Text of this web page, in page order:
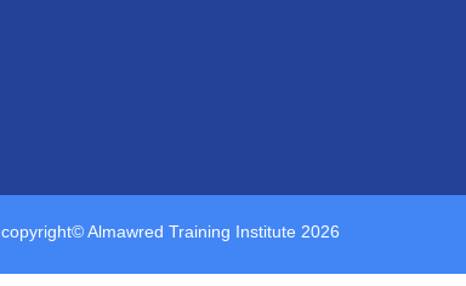
copyright© Almawred Training Institute 2026